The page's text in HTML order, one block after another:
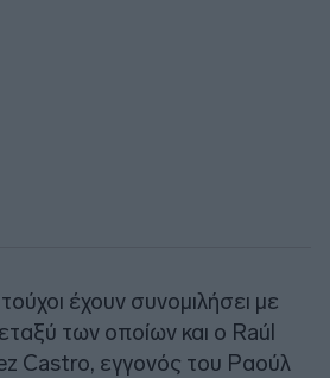
έχουν συνομιλήσει με
των οποίων και ο Raúl
Castro, εγγονός του Ραούλ